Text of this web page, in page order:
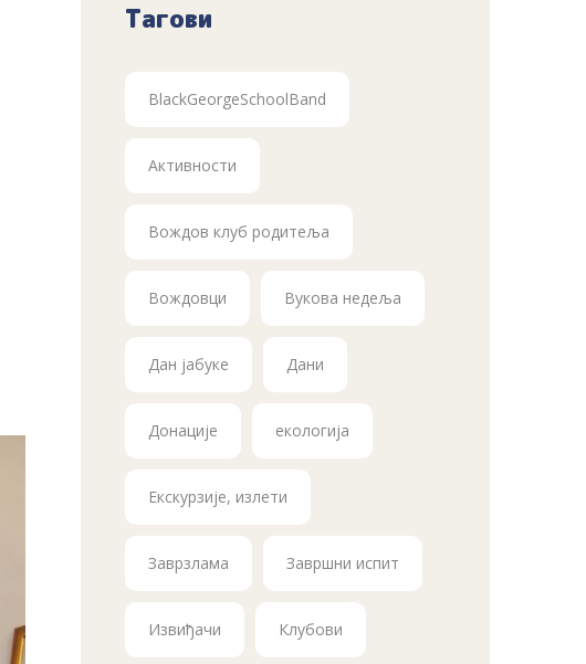
Тагови
BlackGeorgeSchoolBand
Активности
Вождов клуб родитеља
Вождовци Вукова недеља
Дан јабуке Дани
Донације екологија
Екскурзије, излети
Заврзлама Завршни испит
Извиђачи Клубови